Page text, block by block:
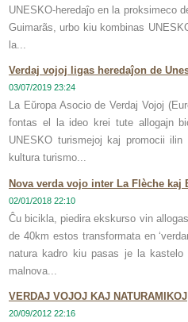
UNESKO-heredaĵo en la proksimeco
Guimarãs, urbo kiu kombinas
la...
Verdaj vojoj ligas heredaĵon de
03/07/2019 23:24
La Eŭropa Asocio de Verdaj Vojoj
fontas el la ideo krei tute allogajn
UNESKO turismejoj kaj promocii
kultura turismo...
Nova verda vojo inter La Flèche
02/01/2018 22:10
Ĉu bicikla, piedira ekskurso vin
de 40km estos transformata en
natura kadro kiu pasas je la kastelo
malnova...
VERDAJ VOJOJ KAJ NATURAMIKOJ
20/09/2012 22:16